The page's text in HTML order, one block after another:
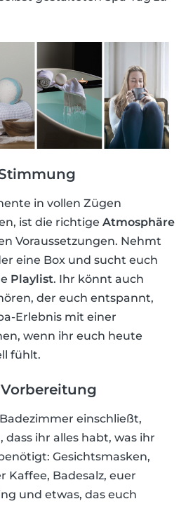
in vollen Zügen
ist die richtige Atmosphäre
Voraussetzungen. Nehmt
eine Box und sucht euch
Playlist. Ihr könnt auch
der euch entspannt,
Erlebnis mit einer
wenn ihr euch heute
fühlt.
einschließt,
dass ihr alles habt, was ihr
Gesichtsmasken,
Kaffee, Badesalz, euer
und etwas, das euch